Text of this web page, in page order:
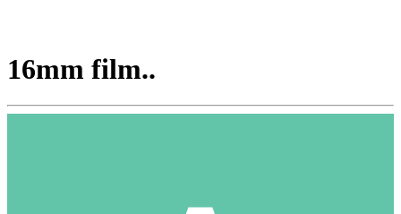
16mm film..